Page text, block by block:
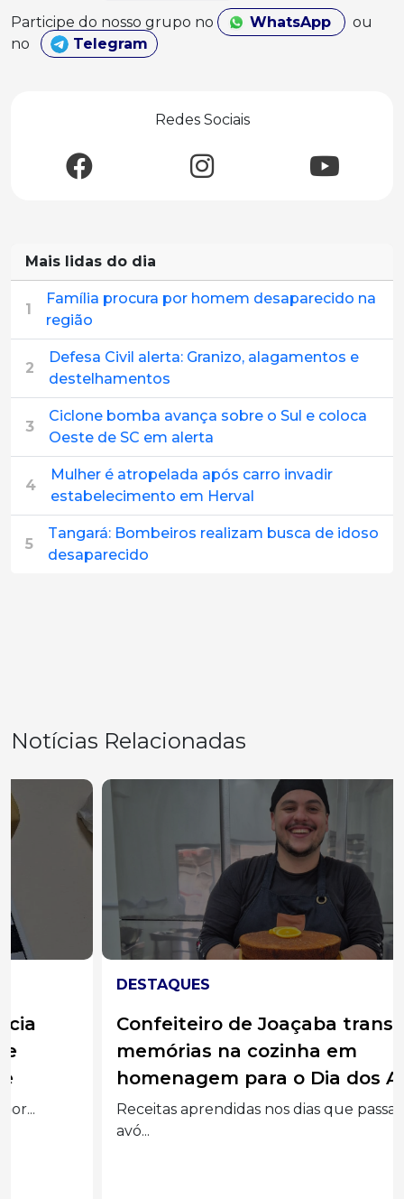
Participe do nosso grupo no WhatsApp
ou
no
Telegram
Redes Sociais
Mais lidas do dia
1
Família procura por homem desaparecido na
região
2
Defesa Civil alerta: Granizo, alagamentos e
destelhamentos
3
Ciclone bomba avança sobre o Sul e coloca
Oeste de SC em alerta
4
Mulher é atropelada após carro invadir
estabelecimento em Herval
5
Tangará: Bombeiros realizam busca de idoso
desaparecido
Notícias Relacionadas
Confeiteiro de Joaçaba transforma
memórias na cozinha em
homenagem para o Dia dos Avós
Receitas aprendidas nos dias que passava com a